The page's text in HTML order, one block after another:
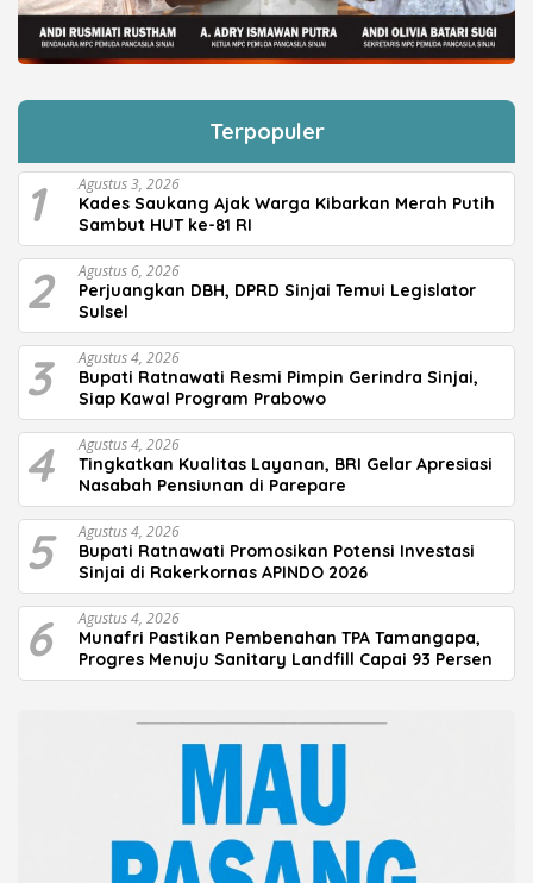
Terpopuler
1 Agustus 3, 2026
Kades Saukang Ajak Warga Kibarkan Merah Putih
Sambut HUT ke-81 RI
2 Agustus 6, 2026
Perjuangkan DBH, DPRD Sinjai Temui Legislator
Sulsel
3 Agustus 4, 2026
Bupati Ratnawati Resmi Pimpin Gerindra Sinjai,
Siap Kawal Program Prabowo
4 Agustus 4, 2026
Tingkatkan Kualitas Layanan, BRI Gelar Apresiasi
Nasabah Pensiunan di Parepare
5 Agustus 4, 2026
Bupati Ratnawati Promosikan Potensi Investasi
Sinjai di Rakerkornas APINDO 2026
6 Agustus 4, 2026
Munafri Pastikan Pembenahan TPA Tamangapa,
Progres Menuju Sanitary Landfill Capai 93 Persen